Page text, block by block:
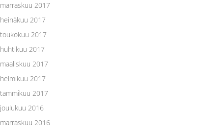
marraskuu 2017
heinäkuu 2017
toukokuu 2017
huhtikuu 2017
maaliskuu 2017
helmikuu 2017
tammikuu 2017
joulukuu 2016
marraskuu 2016